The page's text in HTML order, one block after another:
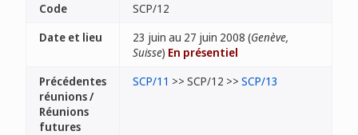
Code
SCP/12
Date et lieu
23 juin au 27 juin 2008 (Genève,
Suisse) En présentiel
Précédentes
réunions /
Réunions
futures
SCP/11 >> SCP/12 >> SCP/13